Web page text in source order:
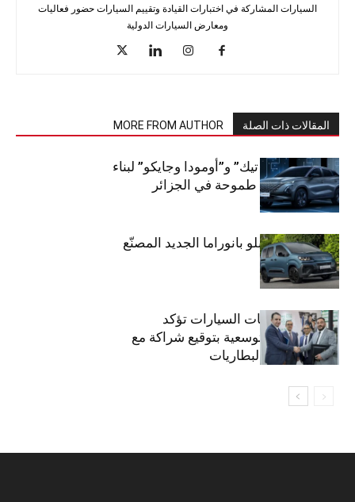
السيارات المشاركة في اختبارات القيادة وتقييم السيارات حضور فعاليات
ومعارض السيارات الدولية
المقالات ذات الصلة MORE FROM AUTHOR
شراكة “كارس تيك” و”أومودا وجايكو” لبناء
صناعة سيارات طموحة في الجزائر
فيات تطلق دوبلو بانوراما الجديد المصنّع
في الجزائر
يوروريبار لخدمات السيارات تؤكد
استراتيجيتها التوسعية بتوقيع شراكة مع
فابكوم لتوريد البطاريات